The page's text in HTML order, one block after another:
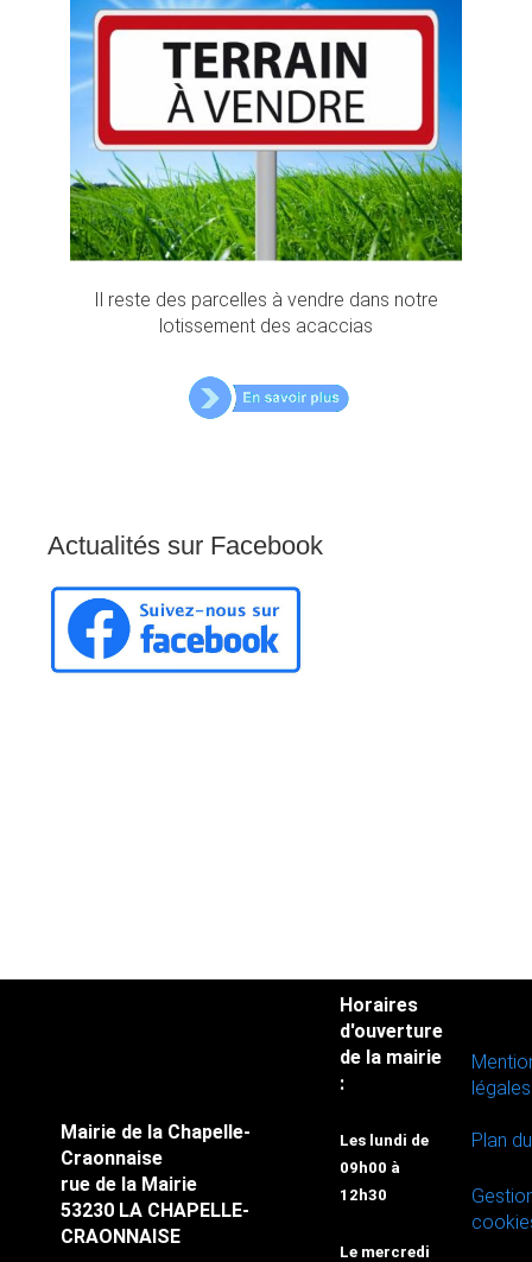
Il reste des parcelles à vendre dans notre
lotissement des acaccias
Actualités sur Facebook
Mairie de la Chapelle-
Craonnaise
rue de la Mairie
53230 LA CHAPELLE-
CRAONNAISE
Horaires
d'ouverture
de la mairie
:
Les lundi de
09h00 à
12h30
Le mercredi
légales
Plan